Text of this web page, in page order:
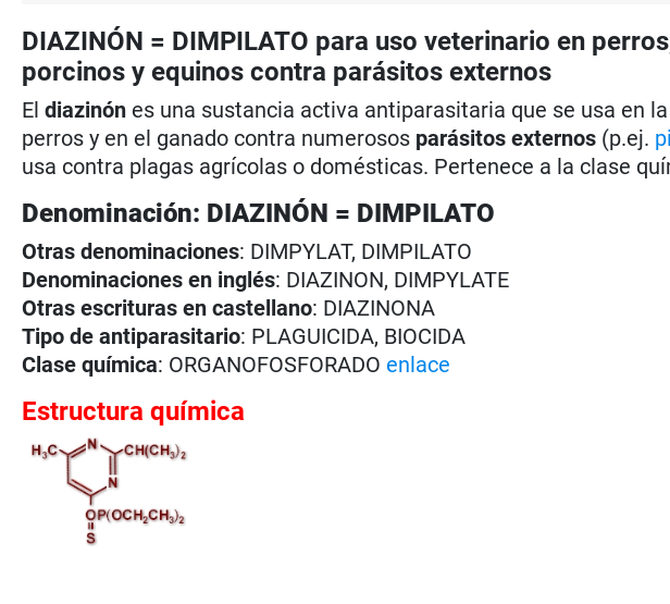
DIAZINÓN = DIMPILATO para uso veterinario en
porcinos y equinos contra parásitos externos
Eldiazinón es una sustancia activa antiparasitaria que se usa en
perros y en el ganado contra numerosos parásitos externos (p.ej.
usa contra plagas agrícolas o domésticas. Pertenece a la clase
Denominación: DIAZINÓN = DIMPILATO
Otras denominaciones: DIMPYLAT, DIMPILATO
Denominaciones en inglés: DIAZINON, DIMPYLATE
Otras escrituras en castellano: DIAZINONA
Tipo de antiparasitario: PLAGUICIDA, BIOCIDA
Clase química: ORGANOFOSFORADO enlace
Estructura química